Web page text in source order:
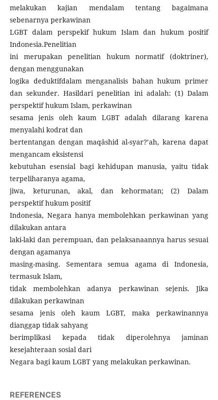
melakukan kajian mendalam tentang bagaimana
sebenarnya perkawinan
LGBT dalam perspekif hukum Islam dan hukum positif
Indonesia.Penelitian
ini merupakan penelitian hukum normatif (doktriner),
dengan menggunakan
logika deduktifdalam menganalisis bahan hukum primer
dan sekunder. Hasildari penelitian ini adalah: (1) Dalam
perspektif hukum Islam, perkawinan
sesama jenis oleh kaum LGBT adalah dilarang karena
menyalahi kodrat dan
bertentangan dengan maqâshid al-syar?’ah, karena dapat
mengancam eksistensi
kebutuhan esensial bagi kehidupan manusia, yaitu tidak
terpeliharanya agama,
jiwa, keturunan, akal, dan kehormatan; (2) Dalam
perspektif hukum positif
Indonesia, Negara hanya membolehkan perkawinan yang
dilakukan antara
laki-laki dan perempuan, dan pelaksanaannya harus sesuai
dengan agamanya
masing-masing. Sementara semua agama di Indonesia,
termasuk Islam,
tidak membolehkan adanya perkawinan sejenis. Jika
dilakukan perkawinan
sesama jenis oleh kaum LGBT, maka perkawinannya
dianggap tidak sahyang
berimplikasi kepada tidak diperolehnya jaminan
kesejahteraan sosial dari
Negara bagi kaum LGBT yang melakukan perkawinan.
REFERENCES